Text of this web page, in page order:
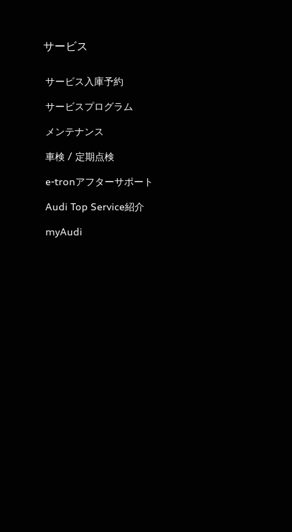
サービス
サービス入庫予約
サービスプログラム
メンテナンス
車検 / 定期点検
e-tronアフターサポート
Audi Top Service紹介
myAudi